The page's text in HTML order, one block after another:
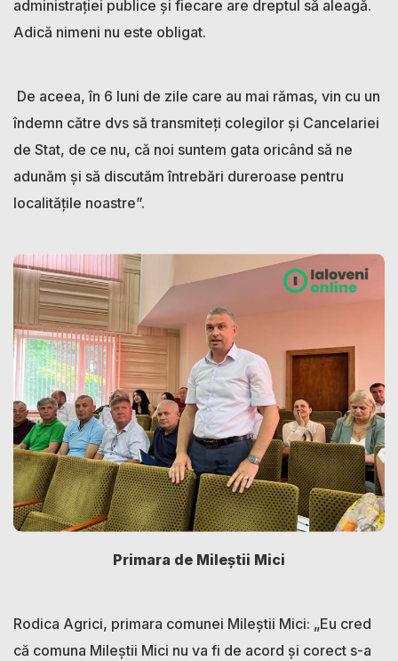
administrației publice și fiecare are dreptul să aleagă.
Adică nimeni nu este obligat.
De aceea, în 6 luni de zile care au mai rămas, vin cu un
îndemn către dvs să transmiteți colegilor și Cancelariei
de Stat, de ce nu, că noi suntem gata oricând să ne
adunăm și să discutăm întrebări dureroase pentru
localitățile noastre”.
Primara de Mileștii Mici
Rodica Agrici, primara comunei Mileștii Mici: „Eu cred
că comuna Mileștii Mici nu va fi de acord și corect s-a